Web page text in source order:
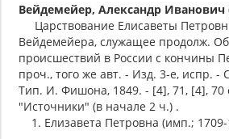
Вейдемейер, Александр Иванович
Царствование Елисаветы
Вейдемейера, служащее продолж.
происшествий в России с кончины
проч., того же авт. - Изд. 3-е, испр. -
Тип. И. Фишона, 1849. - [4], 71, [4], 70
"Источники" (в начале 2 ч.) .
1. Елизавета Петровна (имп.;